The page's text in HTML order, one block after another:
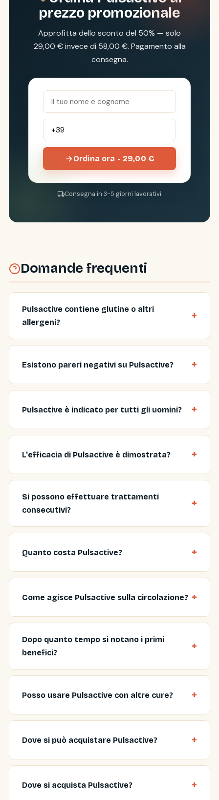
prezzo promozionale
Approfitta dello sconto del 50% — solo
29,00 € invece di 58,00 €. Pagamento alla
consegna.
Ordina ora - 29,00 €
Consegna in 3-5 giorni lavorativi
Domande frequenti
Pulsactive contiene glutine o altri
allergeni?
Esistono pareri negativi su Pulsactive?
Pulsactive è indicato per tutti gli uomini?
L'efficacia di Pulsactive è dimostrata?
Si possono effettuare trattamenti
consecutivi?
Quanto costa Pulsactive?
Come agisce Pulsactive sulla circolazione?
Dopo quanto tempo si notano i primi
benefici?
Posso usare Pulsactive con altre cure?
Dove si può acquistare Pulsactive?
Dove si acquista Pulsactive?